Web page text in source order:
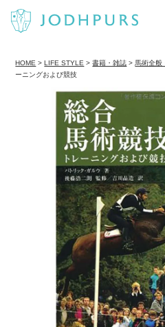
HOME LIFE STYLE 書籍・雑誌 馬術全般
ーニングおよび競技